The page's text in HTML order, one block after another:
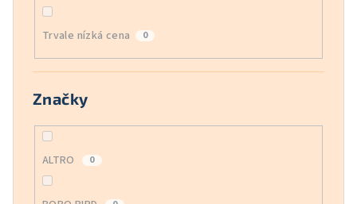
Trvale nízká cena 0
Značky
ALTRO 0